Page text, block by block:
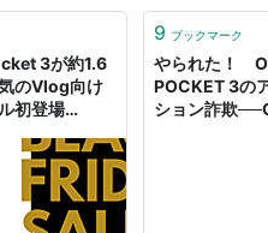
3が約1.6
のVlog向け
初登場
ソレドコ
9 ブックマーク
やられた！
POCKET 3の
ション詐欺